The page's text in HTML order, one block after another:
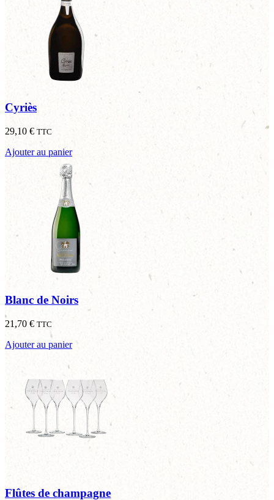
Cyriès
29,10 € TTC
Ajouter au panier
Blanc de Noirs
21,70€ TTC
Ajouter au panier
Flûtes de champagne